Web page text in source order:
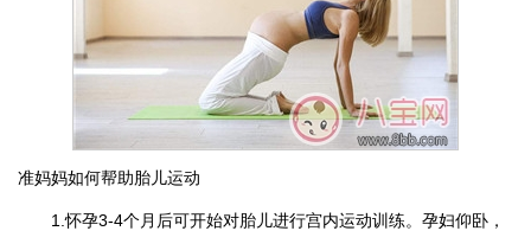
准妈妈如何帮助胎儿运动
1.怀孕3-4个月后可开始对胎儿进行宫内运动训练。孕妇仰卧，